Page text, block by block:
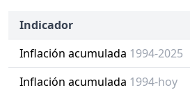
Indicador
Inflación acumulada 1994-2025
Inflación acumulada 1994-hoy